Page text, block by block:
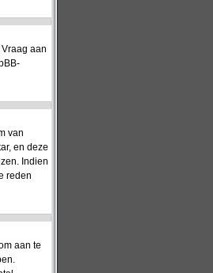
aan
van
en deze
Indien
reden
aan te